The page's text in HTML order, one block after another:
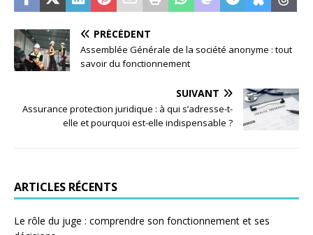
PRÉCÉDENT
Assemblée Générale de la société anonyme : tout
savoir du fonctionnement
SUIVANT
Assurance protection juridique : à qui s’adresse-t-
elle et pourquoi est-elle indispensable ?
ARTICLES RÉCENTS
Le rôle du juge : comprendre son fonctionnement et ses